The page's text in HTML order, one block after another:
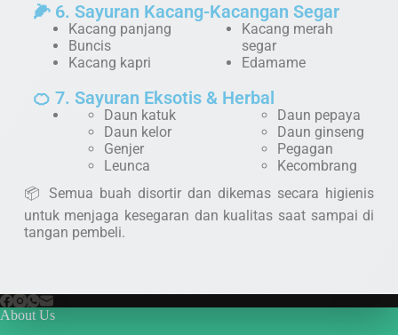
🌽 6. Sayuran Kacang-Kacangan Segar
Kacang panjang
Buncis
Kacang kapri
Kacang merah
segar
Edamame
🍊 7. Sayuran Eksotis & Herbal
Daun katuk
Daun kelor
Genjer
Leunca
Daun pepaya
Daun ginseng
Pegagan
Kecombrang
📦 Semua buah disortir dan dikemas secara higienis
untuk menjaga kesegaran dan kualitas saat sampai di
tangan pembeli.
About Us